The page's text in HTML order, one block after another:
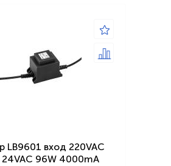
LB9601 вход 220VAC
96W 4000mA